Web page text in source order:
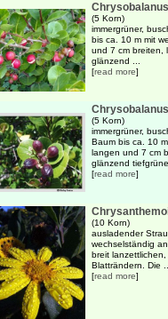
(5 Korn)
immergrüner,
bis ca. 10 m mit
und 7 cm breiten,
glänzend ...
[read more]
(5 Korn)
immergrüner,
Baum bis ca. 10
langen und 7 cm
glänzend
[read more]
(10 Korn)
ausladender
wechselständig
breit
Blatträndern. Die
[read more]